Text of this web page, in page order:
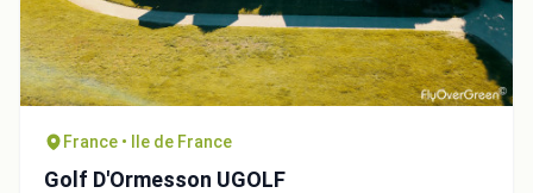
France • Ile de France
Golf D'Ormesson UGOLF